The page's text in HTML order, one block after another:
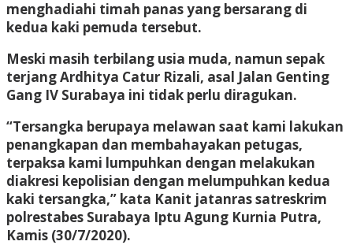
menghadiahi timah panas yang bersarang di
kedua kaki pemuda tersebut.
Meski masih terbilang usia muda, namun sepak
terjang Ardhitya Catur Rizali, asal Jalan Genting
Gang IV Surabaya ini tidak perlu diragukan.
“Tersangka berupaya melawan saat kami lakukan
penangkapan dan membahayakan petugas,
terpaksa kami lumpuhkan dengan melakukan
diakresi kepolisian dengan melumpuhkan kedua
kaki tersangka,” kata Kanit jatanras satreskrim
polrestabes Surabaya Iptu Agung Kurnia Putra,
Kamis (30/7/2020).